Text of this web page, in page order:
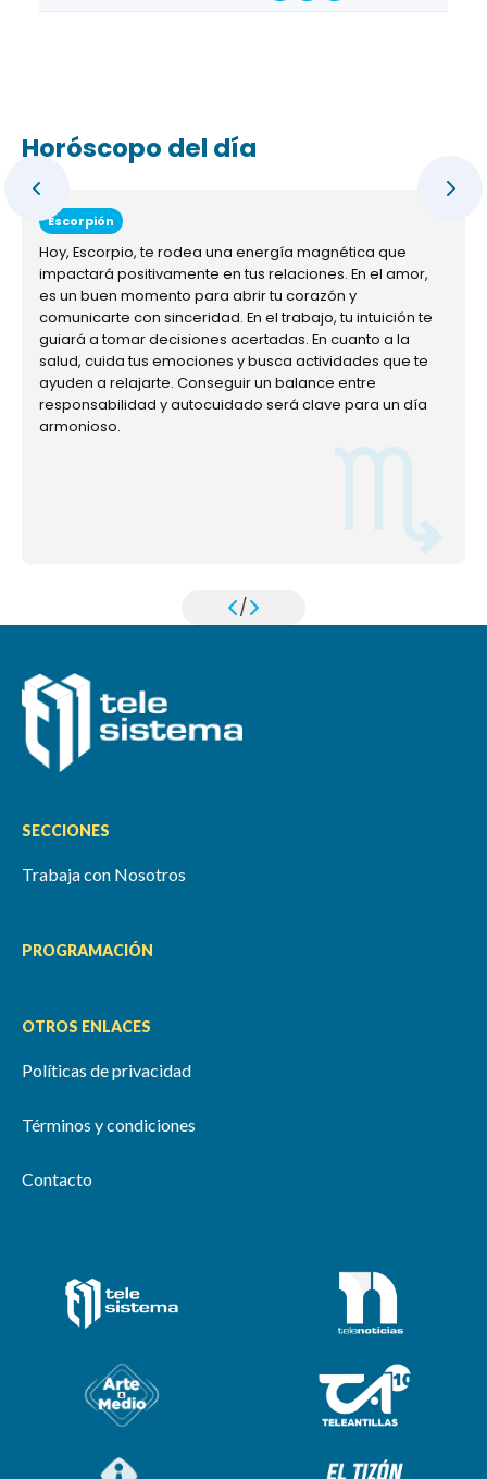
Horóscopo del día
Escorpión
Hoy, Escorpio, te rodea una energía magnética que
impactará positivamente en tus relaciones. En el amor,
es un buen momento para abrir tu corazón y
comunicarte con sinceridad. En el trabajo, tu intuición te
guiará a tomar decisiones acertadas. En cuanto a la
salud, cuida tus emociones y busca actividades que te
ayuden a relajarte. Conseguir un balance entre
responsabilidad y autocuidado será clave para un día
armonioso.
/
SECCIONES
Trabaja con Nosotros
PROGRAMACIÓN
OTROS ENLACES
Políticas de privacidad
Términos y condiciones
Contacto